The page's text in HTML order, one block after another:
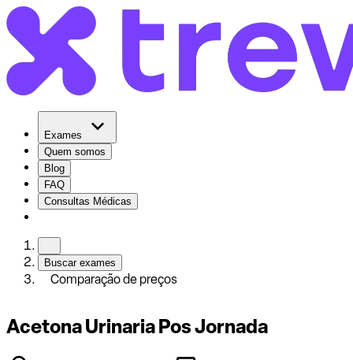
Exames
Quem somos
Blog
FAQ
Consultas Médicas
Buscar exames
Comparação de preços
Acetona Urinaria Pos Jornada